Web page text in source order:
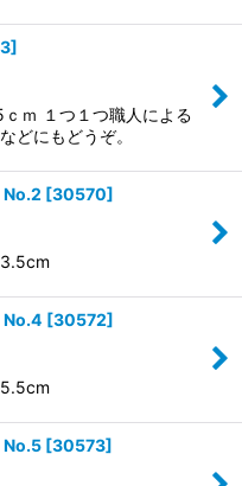
]
ｍ １つ１つ職人による
どにもどうぞ。
No.2 [30570]
No.4 [30572]
No.5 [30573]